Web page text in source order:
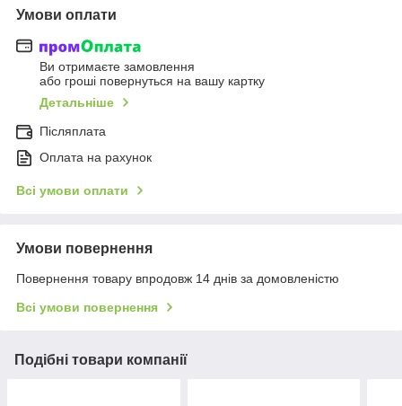
Умови оплати
Ви отримаєте замовлення
або гроші повернуться на вашу картку
Детальніше
Післяплата
Оплата на рахунок
Всі умови оплати
Умови повернення
Повернення товару впродовж 14 днів за домовленістю
Всі умови повернення
Подібні товари компанії